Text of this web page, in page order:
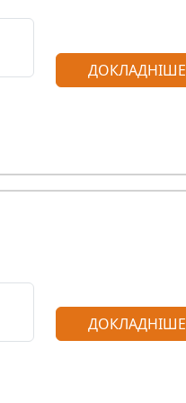
ДОКЛАДНІШЕ
ДОКЛАДНІШЕ